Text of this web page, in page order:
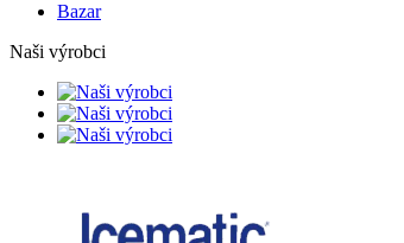
Bazar
Naši výrobci